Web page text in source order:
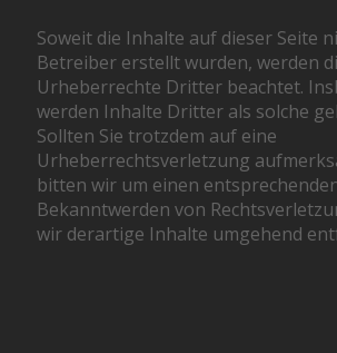
Soweit die Inhalte auf dieser Seite
Betreiber erstellt wurden, werden
Urheberrechte Dritter beachtet.
werden Inhalte Dritter als solche
Sollten Sie trotzdem auf eine
Urheberrechtsverletzung
bitten wir um einen
Bekanntwerden von
wir derartige Inhalte umgehend